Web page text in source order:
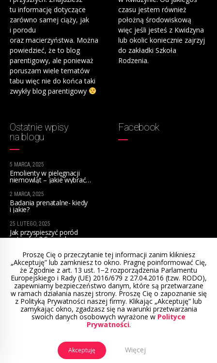
Proszę Cię o przeczytanie tej informacji zanim klikniesz
„Akceptuję” lub zamkniesz to okno. Pragnę poinformować Cię,
że Zgodnie z art. 13 ust. 1−2 rozporządzenia Parlamentu
Europejskiego i Rady (UE) 2016/679 z 27.04.2016 (tzw. RODO),
zapewniamy bezpieczeństwo danym, które są przetwarzane
w ramach działania naszej strony. Proszę Cię o zapoznanie się
z Polityką Prywatności naszej firmy. Klikając „Akceptuję” lub
zamykając okno, zgadzasz się na warunki przetwarzania
swoich danych osobowych wyrażone w Polityce
Prywatności.
Akceptuję Więcej
tu informację dotyczące
zarówno samej ciąży, jak
i porodu
oraz macierzyństwa. Można
powiedzieć, że to blog
parentigowy, ale ponieważ
poruszam wiele tematów
tabu więc nie do końca taki
zwykły blog parentigowy
czasu jestem również
położną środowiskową
więc jeśli jesteś z Kwidzyna
lub okolic koniecznie zajrzyj
do zakładki Szkoła
Rodzenia.
Ostatnie wpisy
na blogu
5 MARCA, 2025
Emolienty w pielęgnacji
niemowląt – jakie wybrać
na początek?
2 MARCA, 2025
Badania prenatalne- kiedy
i jakie?
25 LUTEGO, 2025
Jak przyspieszyć poród
naturalnie? Sprawdzone
Facebook
© 2022 Położna mamą. Projekt i wykonanie:
www.winternecie.pl